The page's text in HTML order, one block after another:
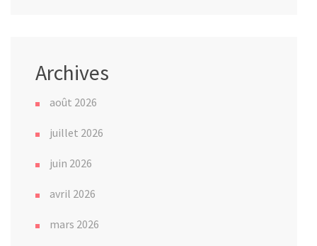
Archives
août 2026
juillet 2026
juin 2026
avril 2026
mars 2026